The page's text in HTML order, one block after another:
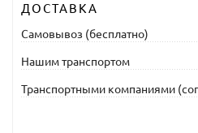
ДОСТАВКА
Самовывоз (бесплатно)
Нашим транспортом
Транспортными компаниями